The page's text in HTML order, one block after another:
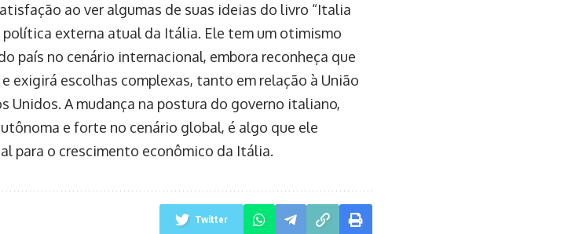
ao ver algumas de suas ideias do livro “Italia
externa atual da Itália. Ele tem um otimismo
país no cenário internacional, embora reconheça que
exigirá escolhas complexas, tanto em relação à União
Unidos. A mudança na postura do governo italiano,
e forte no cenário global, é algo que ele
para o crescimento econômico da Itália.
Twitter